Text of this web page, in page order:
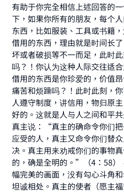
有助于你完全相信上述回答的
下，如果你所有的朋友，每个
东西，比如服装、工具或书籍
借用的东西，理由就是时间长
坏或者破损等不一而足，此时
吗？！你认为这种人际交往适
借用的东西是你珍爱的，价值
痛苦和烦躁吗？！此时此刻，
人遵守制度，讲信用，物归原
好的。这就是人与人之间和平
真主说：“真主的确命令你们
应受的人，真主又命令你们替
决。真主用来劝戒你们的事物
的，确是全明的。”（4：58）
幅完美的画面，没有勾心斗角
坦诚相处。真主的使者（愿主